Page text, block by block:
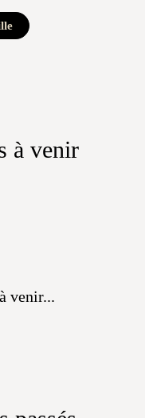
à venir
venir...